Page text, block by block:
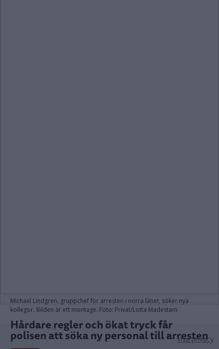
Michael Lindgren, gruppchef för arresten i norra länet, söker nya
kollegor. Bilden är ett montage. Foto: Privat/Lotta Madestam
Hårdare regler och ökat tryck får
polisen att söka ny personal till arresten
Visa privacy